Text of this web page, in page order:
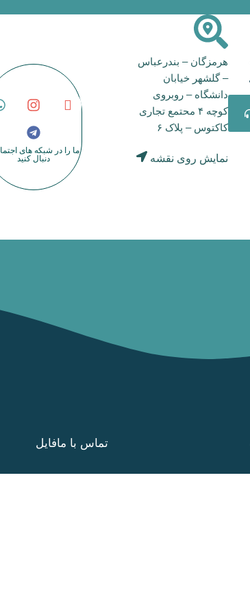
هرمزگان – بندرعباس
– گلشهر خیابان
دانشگاه – روبروی
کوچه ۴ محتمع تجاری
کاکتوس – پلاک ۶
نمایش روی نقشه
ما را در شبکه های
دنبال کنید
تماس با مافایل